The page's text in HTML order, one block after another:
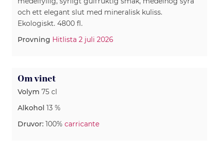
och ett elegant slut med mineralisk kuliss.
Ekologiskt. 4800 fl.
Provning Hitlista 2 juli 2026
Om vinet
Volym 75 cl
Alkohol 13 %
Druvor: 100% carricante